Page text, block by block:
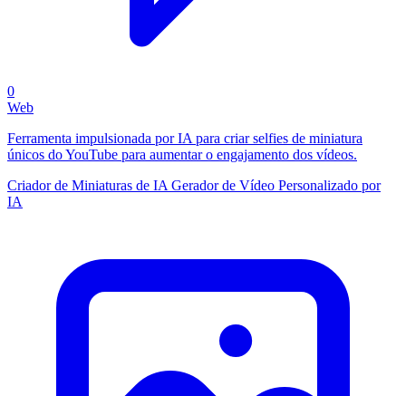
0
Web
Ferramenta impulsionada por IA para criar selfies de miniatura
únicos do YouTube para aumentar o engajamento dos vídeos.
Criador de Miniaturas de IA Gerador de Vídeo Personalizado por
IA